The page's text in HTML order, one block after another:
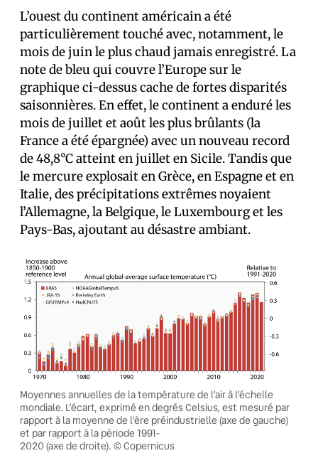
L’ouest du continent américain a été
particulièrement touché avec, notamment, le
mois de juin le plus chaud jamais enregistré. La
note de bleu qui couvre l’Europe sur le
graphique ci-dessus cache de fortes disparités
saisonnières. En effet, le continent a enduré les
mois de juillet et août les plus brûlants (la
France a été épargnée) avec un nouveau record
de 48,8°C atteint en juillet en Sicile. Tandis que
le mercure explosait en Grèce, en Espagne et en
Italie, des précipitations extrêmes noyaient
l’Allemagne, la Belgique, le Luxembourg et les
Pays-Bas, ajoutant au désastre ambiant.
Moyennes annuelles de la température de l’air à l’échelle
mondiale. L’écart, exprimé en degrés Celsius, est mesuré par
rapport à la moyenne de l’ère préindustrielle (axe de gauche)
et par rapport à la période 1991-
2020 (axe de droite). © Copernicus